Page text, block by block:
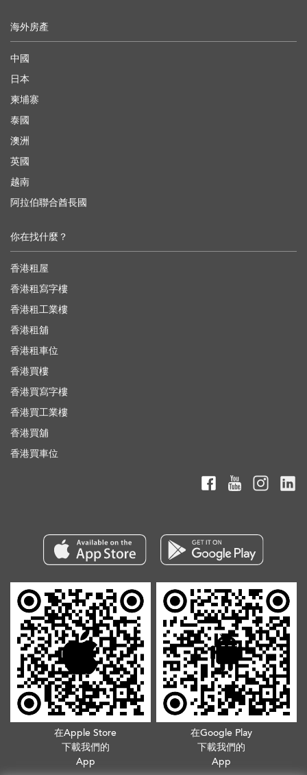
海外房產
中國
日本
柬埔寨
泰國
澳洲
英國
越南
阿拉伯聯合酋長國
你在找什麼？
香港租屋
香港租寫字樓
香港租工業樓
香港租舖
香港租車位
香港買樓
香港買寫字樓
香港買工業樓
香港買舖
香港買車位
在Apple Store
下載我們的
App
在Google Play
下載我們的
App